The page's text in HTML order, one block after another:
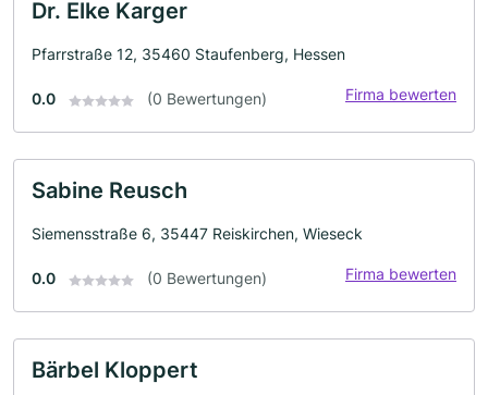
Dr. Elke Karger
Pfarrstraße 12, 35460 Staufenberg, Hessen
0.0 (0 Bewertungen) Firma bewerten
Sabine Reusch
Siemensstraße 6, 35447 Reiskirchen, Wieseck
0.0 (0 Bewertungen) Firma bewerten
Bärbel Kloppert